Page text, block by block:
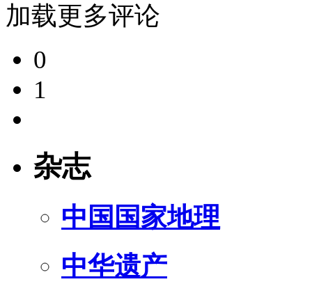
加载更多评论
0
1
杂志
中国国家地理
中华遗产